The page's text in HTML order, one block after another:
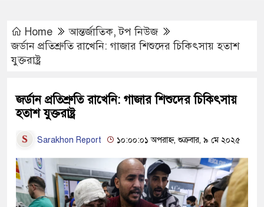
Home আন্তর্জাতিক,টপ নিউজ
জর্ডান প্রতিশ্রুতি রাখেনি: গাজার শিশুদের চিকিৎসায় হতাশ
যুক্তরাষ্ট্র
জর্ডান প্রতিশ্রুতি রাখেনি: গাজার শিশুদের চিকিৎসায়
হতাশ যুক্তরাষ্ট্র
Sarakhon Report ১০:০০:০১ অপরাহ্ন, শুক্রবার, ৯ মে ২০২৫